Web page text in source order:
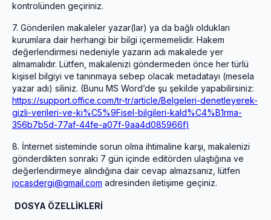
kontrolünden geçiriniz.
7. Gönderilen makaleler yazar(lar) ya da bağlı oldukları
kurumlara dair herhangi bir bilgi içermemelidir. Hakem
değerlendirmesi nedeniyle yazarın adı makalede yer
almamalıdır. Lütfen, makalenizi göndermeden önce her türlü
kişisel bilgiyi ve tanınmaya sebep olacak metadatayı (mesela
yazar adı) siliniz. (Bunu MS Word’de şu şekilde yapabilirsiniz:
https://support.office.com/tr-tr/article/Belgeleri-denetleyerek-
gizli-verileri-ve-ki%C5%9Fisel-bilgileri-kald%C4%B1rma-
356b7b5d-77af-44fe-a07f-9aa4d085966f)
8. İnternet sisteminde sorun olma ihtimaline karşı, makalenizi
gönderdikten sonraki 7 gün içinde editörden ulaştığına ve
değerlendirmeye alındığına dair cevap almazsanız, lütfen
jocasdergi@gmail.com adresinden iletişime geçiniz.
DOSYA ÖZELLİKLERİ